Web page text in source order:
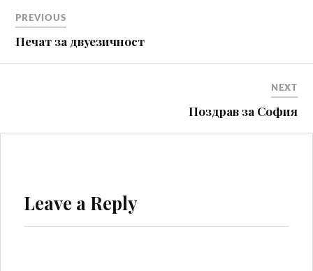
PREVIOUS
Печат за двуезичност
NEXT
Поздрав за София
Leave a Reply